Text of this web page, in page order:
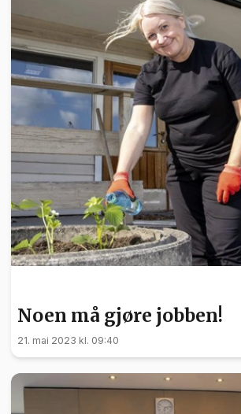
Noen må gjøre jobben!
21. mai 2023 kl. 09:40